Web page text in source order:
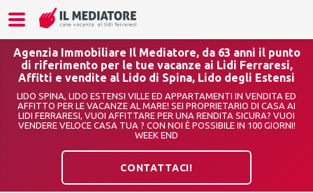
Agenzia Immobiliare Il Mediatore, da 63 anni il punto
di riferimento per le tue vacanze ai Lidi Ferraresi,
Affitti e vendite al Lido di Spina, Lido degli Estensi
LIDO SPINA, LIDO ESTENSI VILLE ED APPARTAMENTI IN VENDITA ED
AFFITTO PER LE VACANZE AL MARE! SEI PROPRIETARIO DI CASA AI
LIDI FERRARESI, VUOI AFFITTARE PER UNA RENDITA SICURA? VUOI
VENDERE VELOCE CASA TUA ? CON NOI È POSSIBILE IN 100 GIORNI!
WEEK END
CONTATTACI!